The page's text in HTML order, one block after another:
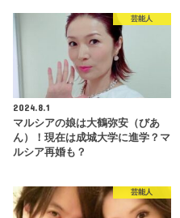
芸能人
2024.8.1
マルシアの娘は大鶴弥安（びあ
ん）！現在は成城大学に進学？マ
ルシア再婚も？
芸能人